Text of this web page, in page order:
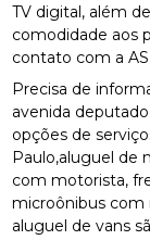
TV digital, além
comodidade aos
contato com a
Precisa de
avenida
opções de
Paulo,aluguel de
com motorista,
microônibus com
aluguel de vans